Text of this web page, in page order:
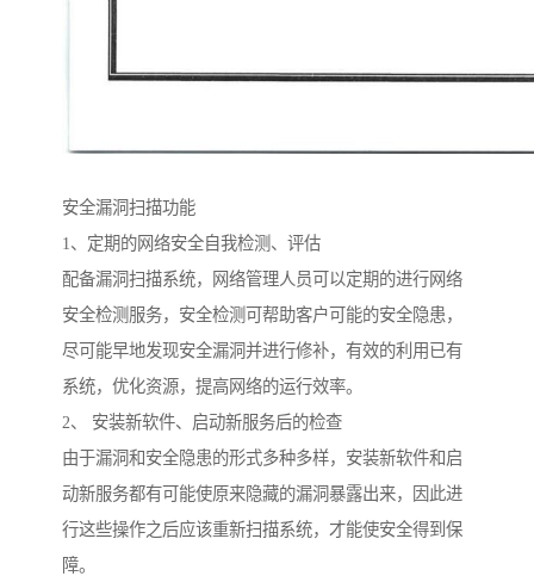
安全漏洞扫描功能
1、定期的网络安全自我检测、评估
配备漏洞扫描系统，网络管理人员可以定期的进行网络
安全检测服务，安全检测可帮助客户可能的安全隐患，
尽可能早地发现安全漏洞并进行修补，有效的利用已有
系统，优化资源，提高网络的运行效率。
2、 安装新软件、启动新服务后的检查
由于漏洞和安全隐患的形式多种多样，安装新软件和启
动新服务都有可能使原来隐藏的漏洞暴露出来，因此进
行这些操作之后应该重新扫描系统，才能使安全得到保
障。